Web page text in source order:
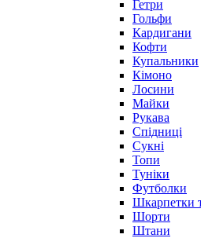
Гетри
Гольфи
Кардигани
Кофти
Купальники
Кімоно
Лосини
Майки
Рукава
Спідниці
Сукні
Топи
Туніки
Футболки
Шкарпетки
Шорти
Штани